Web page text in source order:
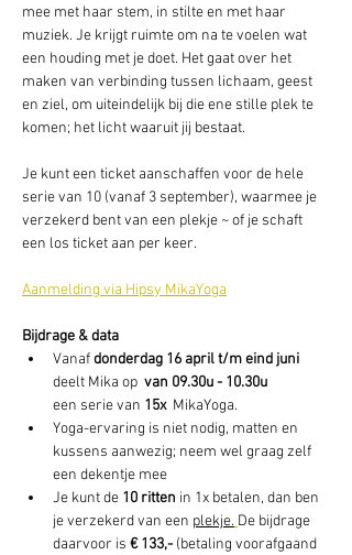
mee met haar stem, in stilte en met haar
muziek. Je krijgt ruimte om na te voelen wat
een houding met je doet. Het gaat over het
maken van verbinding tussen lichaam, geest
en ziel, om uiteindelijk bij die ene stille plek te
komen; het licht waaruit jij bestaat.
Je kunt een ticket aanschaffen voor de hele
serie van 10 (vanaf 3 september), waarmee je
verzekerd bent van een plekje ~ of je schaft
een los ticket aan per keer.
Aanmelding via Hipsy MikaYoga
Bijdrage & data
Vanaf donderdag 16 april t/m eind juni
deelt Mika op van 09.30u - 10.30u
een serie van 15x MikaYoga.
Yoga-ervaring is niet nodig, matten en
kussens aanwezig; neem wel graag zelf
een dekentje mee
Je kunt de 10 ritten in 1x betalen, dan ben
je verzekerd van een plekje. De bijdrage
daarvoor is € 133,- (betaling voorafgaand